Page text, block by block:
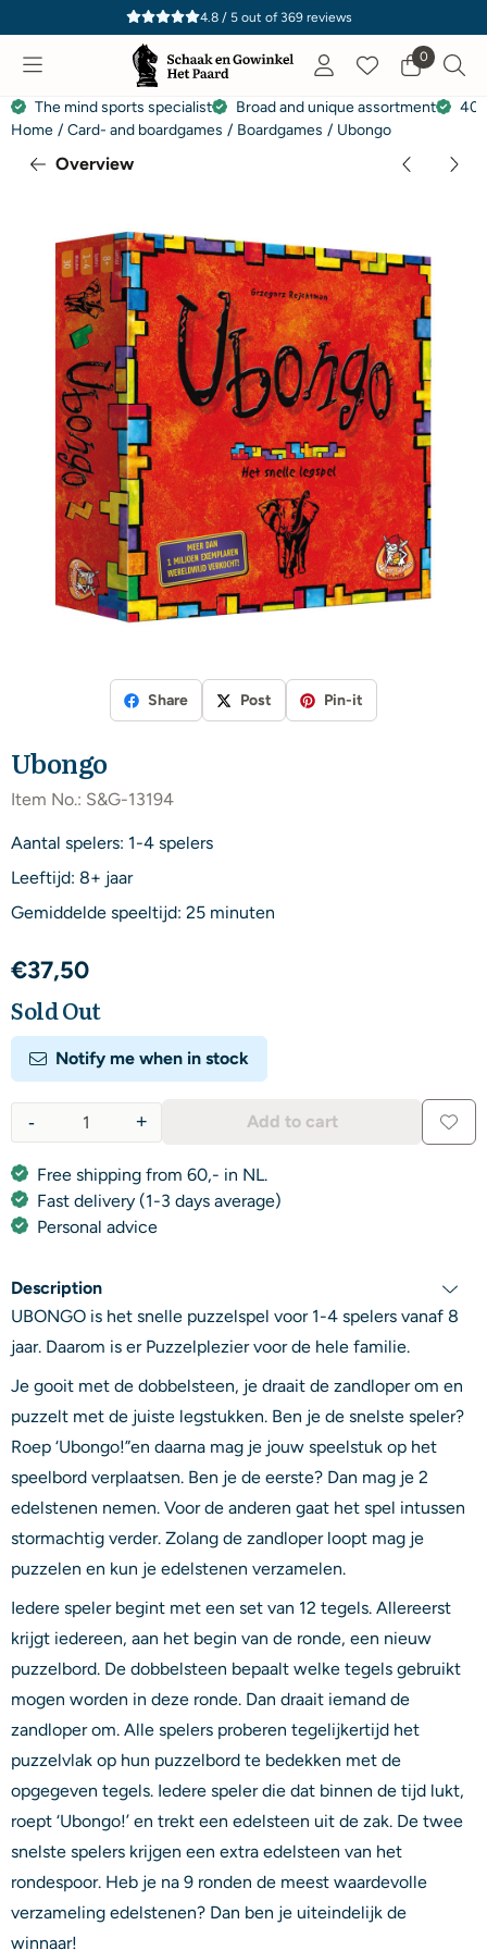
Cookie preferences are currently closed.
4.8 / 5out of 369reviews
0
The mind sports specialist Broad and unique assortment
40
Home / Card- and boardgames / Boardgames / Ubongo
Overview
Share Post Pin-it
Ubongo
Item No.: S&G-13194
Aantal spelers: 1-4 spelers
Leeftijd: 8+ jaar
Gemiddelde speeltijd: 25 minuten
€37,50
Sold Out
Notify me when in stock
+
- Add to cart
Free shipping from 60,- in NL.
Fast delivery (1-3 days average)
Personal advice
Description
UBONGO is het snelle puzzelspel voor 1-4 spelers vanaf 8
jaar. Daarom is er Puzzelplezier voor de hele familie.
Je gooit met de dobbelsteen, je draait de zandloper om en
puzzelt met de juiste legstukken. Ben je de snelste speler?
Roep ‘Ubongo!”en daarna mag je jouw speelstuk op het
speelbord verplaatsen. Ben je de eerste? Dan mag je 2
edelstenen nemen. Voor de anderen gaat het spel intussen
stormachtig verder. Zolang de zandloper loopt mag je
puzzelen en kun je edelstenen verzamelen.
Iedere speler begint met een set van 12 tegels. Allereerst
krijgt iedereen, aan het begin van de ronde, een nieuw
puzzelbord. De dobbelsteen bepaalt welke tegels gebruikt
mogen worden in deze ronde. Dan draait iemand de
zandloper om. Alle spelers proberen tegelijkertijd het
puzzelvlak op hun puzzelbord te bedekken met de
opgegeven tegels. Iedere speler die dat binnen de tijd lukt,
roept ‘Ubongo!’ en trekt een edelsteen uit de zak. De twee
snelste spelers krijgen een extra edelsteen van het
rondespoor. Heb je na 9 ronden de meest waardevolle
verzameling edelstenen? Dan ben je uiteindelijk de
winnaar!